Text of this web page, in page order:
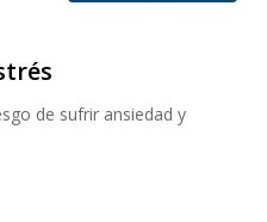
de sufrir ansiedad y